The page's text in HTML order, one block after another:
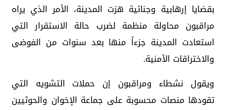
بقضايا إرهابية وجنائية هزت المدينة، الأمر الذي يراه
مراقبون محاولة منظمة لضرب حالة الاستقرار التي
استعادت المدينة جزءاً منها بعد سنوات من الفوضى
والاختراقات الأمنية.
ويقول نشطاء ومراقبون إن حملات التشويه التي
تقودها منصات محسوبة على جماعة الإخوان والحوثيين